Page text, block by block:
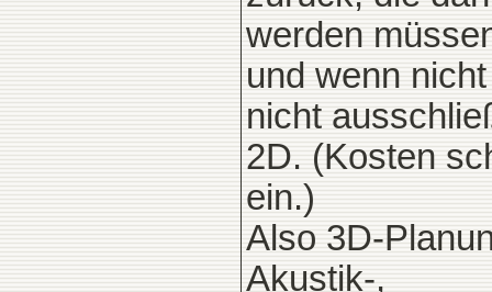
werden
und wenn
nicht
2D. (Kosten
ein.)
Also 3D-
Akustik-,